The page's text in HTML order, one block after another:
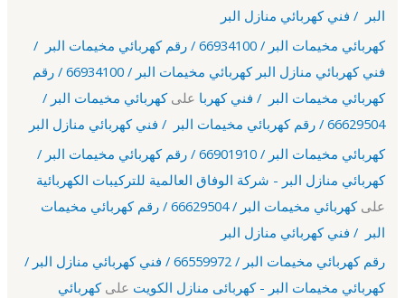
البر / فني كهربائي منازل البر
كهربائي مخيمات البر / 66934100 / رقم كهربائي مخيمات البر /
فني كهربائي منازل البر كهربائي مخيمات البر / 66934100 / رقم
كهربائي مخيمات البر / فني كهربا علىكهربائي مخيمات البر /
66629504 / رقم كهربائي مخيمات البر / فني كهربائي منازل البر
كهربائي مخيمات البر / 66901910 / رقم كهربائي مخيمات البر /
كهربائي منازل البر - شركة الوفاق العالمية للتركيبات الكهربائية
على
كهربائي مخيمات البر / 66629504 / رقم كهربائي مخيمات
البر / فني كهربائي منازل البر
رقم كهربائي مخيمات البر / 66559972 / فني كهربائي منازل البر /
كهربائي مخيمات البر - كهربائى منازل الكويت علىكهربائي